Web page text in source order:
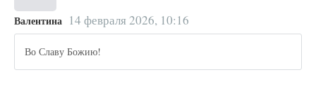
Валентина 14 февраля 2026, 10:16
Во Славу Божию!